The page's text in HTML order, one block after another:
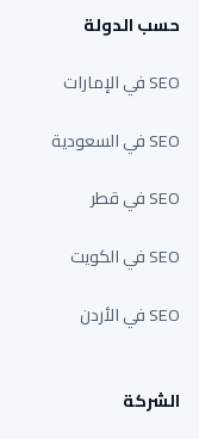
حسب الدولة
SEO في الإمارات
SEO في السعودية
SEO في قطر
SEO في الكويت
SEO في الأردن
الشركة